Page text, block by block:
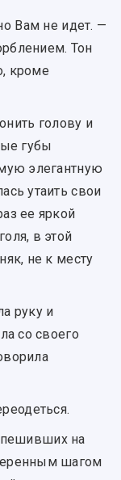
Вам не идет. —
Тон
кроме
голову и
губы
элегантную
утаить свои
ее яркой
в этой
не к месту
руку и
со своего
на
шагом